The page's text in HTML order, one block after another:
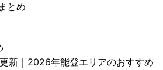
とめ
新｜2026年能登エリアのおすすめ